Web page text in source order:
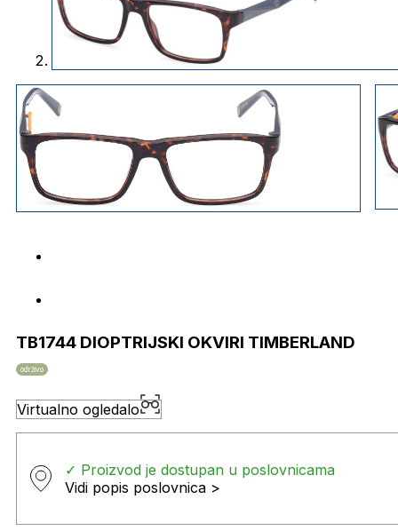
TB1744 DIOPTRIJSKI OKVIRI TIMBERLAND
održivo
Virtualno ogledalo
✓ Proizvod je dostupan u poslovnicama
Vidi popis poslovnica >